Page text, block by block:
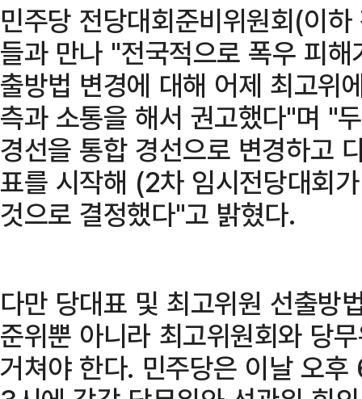
민주당 전당대회준비위원회(이
들과 만나 "전국적으로 폭우 피
출방법 변경에 대해 어제 최고위
측과 소통을 해서 권고했다"며 "
경선을 통합 경선으로 변경하고
표를 시작해 (2차 임시전당대회
것으로 결정했다"고 밝혔다.
다만 당대표 및 최고위원 선출방
준위뿐 아니라 최고위원회와 당
거쳐야 한다. 민주당은 이날 오